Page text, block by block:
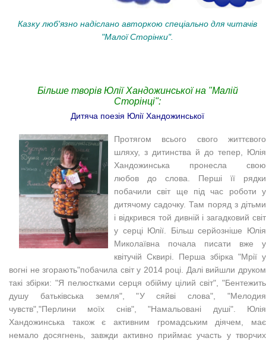
Казку люб'язно надіслано авторкою спеціально для читачів
"Малої Сторінки".
Більше творів Юлії Хандожинської на "Малій
Сторінці":
Дитяча поезія Юлії Хандожинської
Протягом всього свого життєвого
шляху, з дитинства й до тепер, Юлія
Хандожинська пронесла свою
любов до слова. Перші її рядки
побачили світ ще під час роботи у
дитячому садочку. Там поряд з дітьми
і відкрився той дивній і загадковий світ
у серці Юлії. Більш серйозніше Юлія
Миколаївна почала писати вже у
квітучій Сквирі. Перша збірка "Мрії у
вогні не згорають"побачила світ у 2014 році. Далі вийшли друком
такі збірки: "Я пелюстками серця обійму цілий світ", "Бентежить
душу батьківська земля", "У сяйві слова", "Мелодия
чувств","Перлини моїх снів", "Намальовані душі". Юлія
Хандожинська також є активним громадськимдіячем, має
немало досягнень, завжди активно приймає участь у творчих